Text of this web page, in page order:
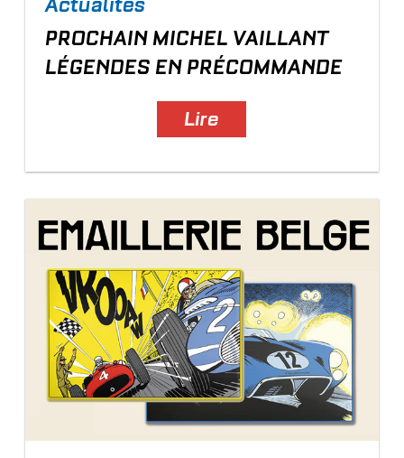
PROCHAIN MICHEL VAILLANT
LÉGENDES EN PRÉCOMMANDE
Lire